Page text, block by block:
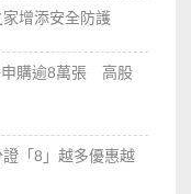
增添安全防護
申購逾8萬張 高股
「8」越多優惠越